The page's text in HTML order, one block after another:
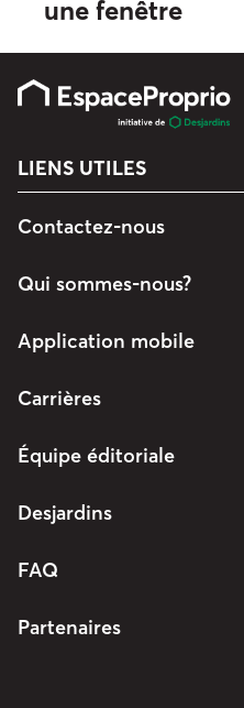
une fenêtre
LIENS UTILES
Contactez-nous
Qui sommes-nous?
Application mobile
Carrières
Équipe éditoriale
Desjardins
FAQ
Partenaires